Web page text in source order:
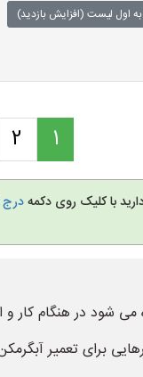
اول لیست (افزایش بازدید)
1
2
با کلیک روی دکمهدرج
می شود در هنگام
برای تعمیر